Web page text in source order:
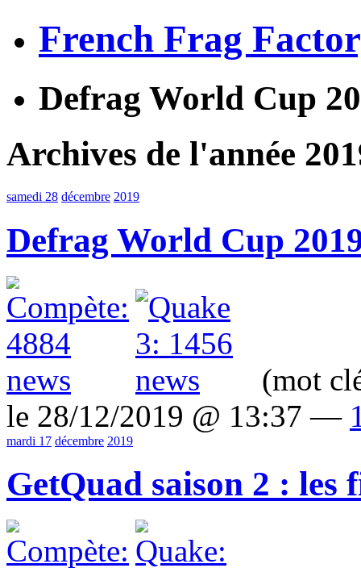
French Frag
Defrag World Cup
Archives de l'année
samedi 28 décembre 2019
Defrag World Cup
(mot
le 28/12/2019 @ 13:37 —
mardi 17 décembre 2019
GetQuad saison 2 : les